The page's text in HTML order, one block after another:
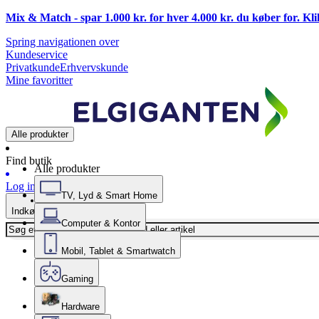
Mix & Match - spar 1.000 kr. for hver 4.000 kr. du køber for.
Spring navigationen over
Kundeservice
PrivatkundeErhvervskunde
Mine favoritter
Alle produkter
Find butik
Log ind
Indkøbskurv
Alle produkter
TV, Lyd & Smart Home
Computer & Kontor
Mobil, Tablet & Smartwatch
Gaming
Hardware